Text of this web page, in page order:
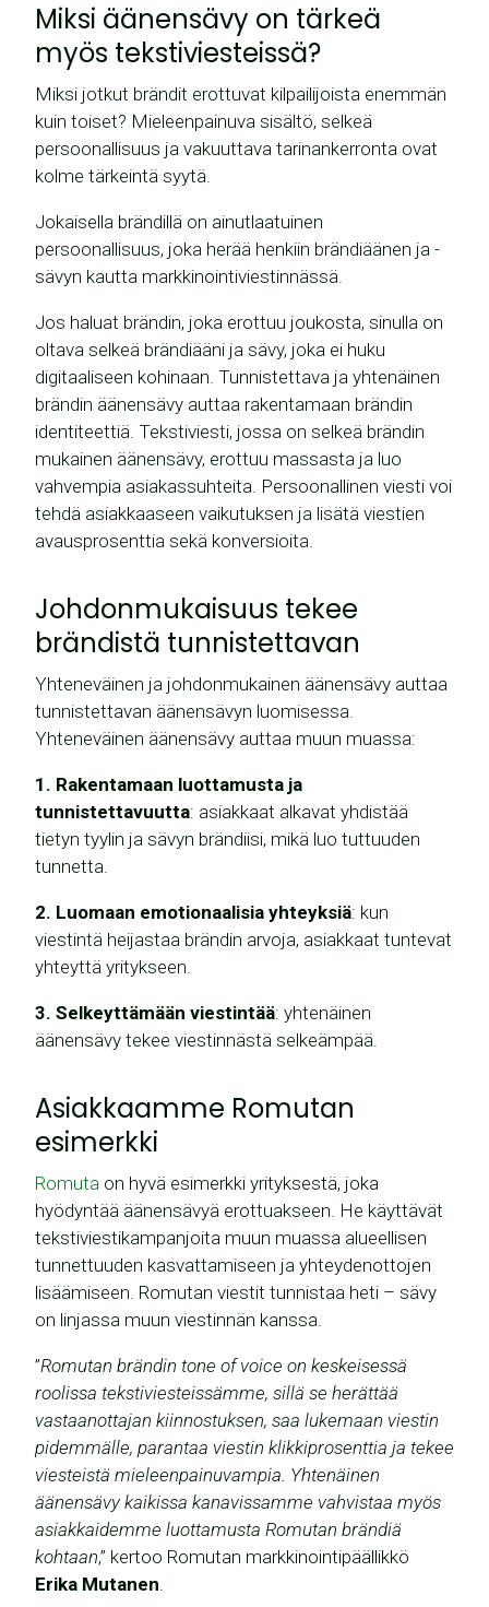
Miksi äänensävy on tärkeä
myös tekstiviesteissä?
Miksi jotkut brändit erottuvat kilpailijoista enemmän
kuin toiset? Mieleenpainuva sisältö, selkeä
persoonallisuus ja vakuuttava tarinankerronta ovat
kolme tärkeintä syytä.
Jokaisella brändillä on ainutlaatuinen
persoonallisuus, joka herää henkiin brändiäänen ja -
sävyn kautta markkinointiviestinnässä.
Jos haluat brändin, joka erottuu joukosta, sinulla on
oltava selkeä brändiääni ja sävy, joka ei huku
digitaaliseen kohinaan. Tunnistettava ja yhtenäinen
brändin äänensävy auttaa rakentamaan brändin
identiteettiä. Tekstiviesti, jossa on selkeä brändin
mukainen äänensävy, erottuu massasta ja luo
vahvempia asiakassuhteita. Persoonallinen viesti voi
tehdä asiakkaaseen vaikutuksen ja lisätä viestien
avausprosenttia sekä konversioita.
Johdonmukaisuus tekee
brändistä tunnistettavan
Yhteneväinen ja johdonmukainen äänensävy auttaa
tunnistettavan äänensävyn luomisessa.
Yhteneväinen äänensävy auttaa muun muassa:
1. Rakentamaan luottamusta ja
tunnistettavuutta: asiakkaat alkavat yhdistää
tietyn tyylin ja sävyn brändiisi, mikä luo tuttuuden
tunnetta.
2. Luomaan emotionaalisia yhteyksiä: kun
viestintä heijastaa brändin arvoja, asiakkaat tuntevat
yhteyttä yritykseen.
3. Selkeyttämään viestintää: yhtenäinen
äänensävy tekee viestinnästä selkeämpää.
Asiakkaamme Romutan
esimerkki
Romuta on hyvä esimerkki yrityksestä, joka
hyödyntää äänensävyä erottuakseen. He käyttävät
tekstiviestikampanjoita muun muassa alueellisen
tunnettuuden kasvattamiseen ja yhteydenottojen
lisäämiseen. Romutan viestit tunnistaa heti – sävy
on linjassa muun viestinnän kanssa.
”Romutan brändin tone of voice on keskeisessä
roolissa tekstiviesteissämme, sillä se herättää
vastaanottajan kiinnostuksen, saa lukemaan viestin
pidemmälle, parantaa viestin klikkiprosenttia ja tekee
viesteistä mieleenpainuvampia. Yhtenäinen
äänensävy kaikissa kanavissamme vahvistaa myös
asiakkaidemme luottamusta Romutan brändiä
kohtaan,” kertoo Romutan markkinointipäällikkö
Erika Mutanen.